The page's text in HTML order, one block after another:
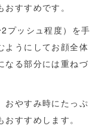
すすめです。
プッシュ程度）を手
ようにしてお顔全体
なる部分には重ねづ
おやすみ時にたっぷ
すすめします。